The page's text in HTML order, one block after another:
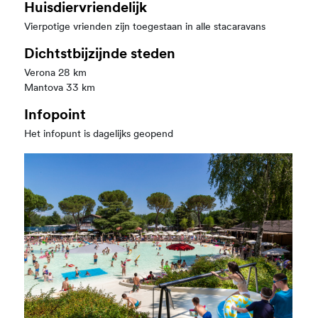
Huisdiervriendelijk
Vierpotige vrienden zijn toegestaan in alle stacaravans
Dichtstbijzijnde steden
Verona 28 km
Mantova 33 km
Infopoint
Het infopunt is dagelijks geopend